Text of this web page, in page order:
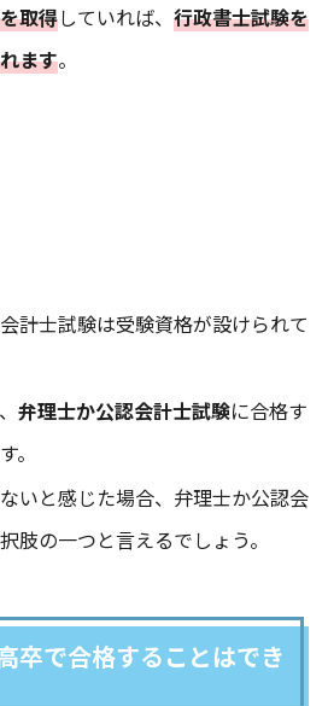
取得していれば、 行政書士試験を
ます。
計士試験は受験資格が設けられて
弁理士か公認会計士試験に合格す
。
いと感じた場合、弁理士か公認会
肢の一つと言えるでしょう。
卒で合格することはでき